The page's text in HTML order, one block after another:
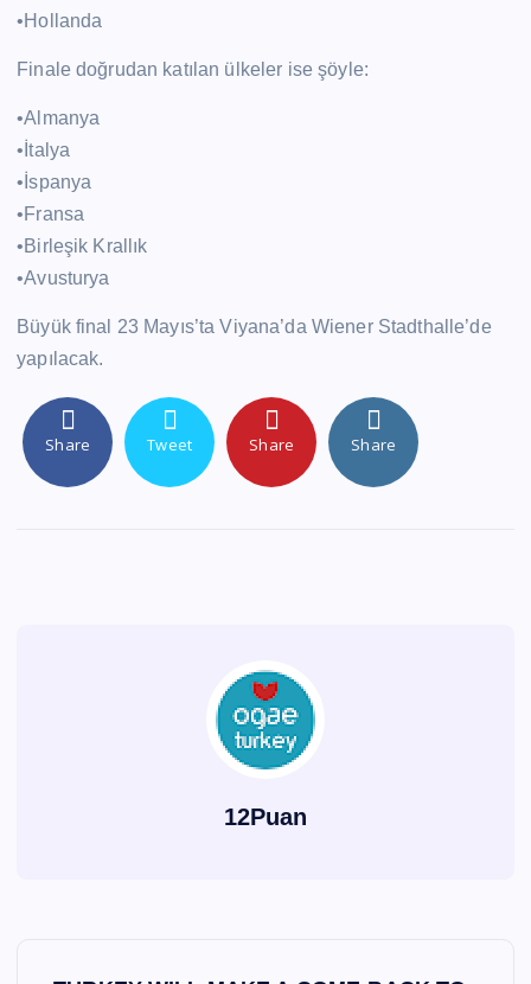
•Hollanda
Finale doğrudan katılan ülkeler ise şöyle:
•Almanya
•İtalya
•İspanya
•Fransa
•Birleşik Krallık
•Avusturya
Büyük final 23 Mayıs’ta Viyana’da Wiener Stadthalle’de
yapılacak.
Share Tweet Share Share
12Puan